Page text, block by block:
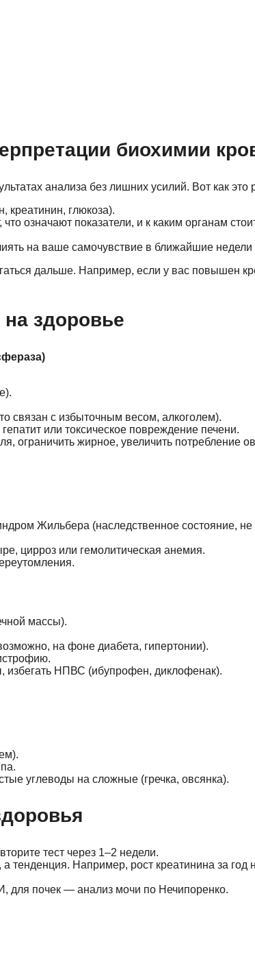
биохимии
анализа без лишних усилий. Вот как это
креатинин, глюкоза).
означают показатели, и к каким органам
на ваше самочувствие в ближайшие
дальше. Например, если у вас повышен
здоровье
связан с избыточным весом, алкоголем).
или токсическое повреждение печени.
ограничить жирное, увеличить потребление
Жильбера (наследственное состояние, не
цирроз или гемолитическая анемия.
массы).
на фоне диабета, гипертонии).
избегать НПВС (ибупрофен, диклофенак).
углеводы на сложные (гречка, овсянка).
тест через 1–2 недели.
тенденция. Например, рост креатинина за год
для почек — анализ мочи по Нечипоренко.